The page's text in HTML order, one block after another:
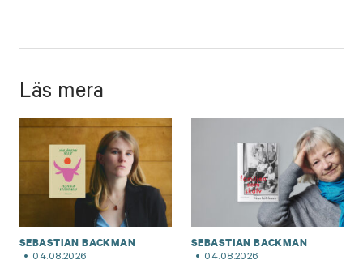
Läs mera
SEBASTIAN BACKMAN
04.08.2026
SEBASTIAN BACKMAN
04.08.2026